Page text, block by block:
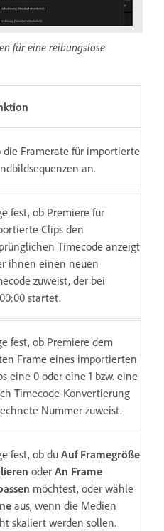
für eine reibungslose
die Framerate für importierte
an.
fest, ob Premiere für
Clips den
Timecode anzeigt
ihnen einen neuen
zuweist, der bei
startet.
fest, ob Premiere dem
Frame eines importierten
eine 0 oder eine 1 bzw. eine
Timecode-Konvertierung
Nummer zuweist.
fest, ob duAuf Framegröße
oder An Frame
möchtest, oder wähle
aus, wenn die Medien
skaliert werden sollen.